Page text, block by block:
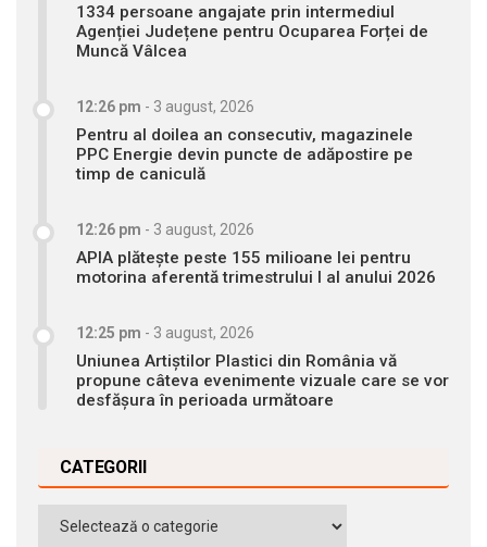
1334 persoane angajate prin intermediul
Agenției Județene pentru Ocuparea Forței de
Muncă Vâlcea
12:26 pm - 3 august, 2026
Pentru al doilea an consecutiv, magazinele
PPC Energie devin puncte de adăpostire pe
timp de caniculă
12:26 pm - 3 august, 2026
APIA plătește peste 155 milioane lei pentru
motorina aferentă trimestrului I al anului 2026
12:25 pm - 3 august, 2026
Uniunea Artiștilor Plastici din România vă
propune câteva evenimente vizuale care se vor
desfășura în perioada următoare
CATEGORII
Categorii